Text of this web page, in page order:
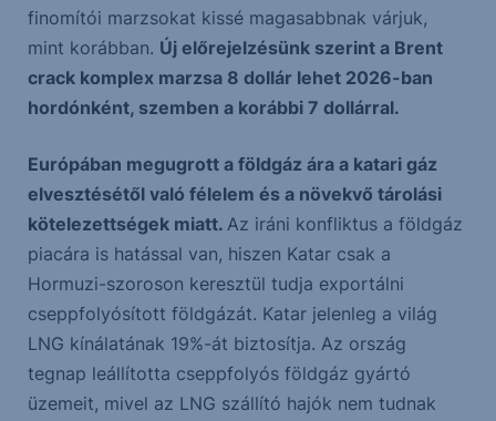
finomítói marzsokat kissé magasabbnak várjuk,
mint korábban. Új előrejelzésünk szerint a Brent
crack komplex marzsa 8 dollár lehet 2026-ban
hordónként, szemben a korábbi 7 dollárral.
Európában megugrott a földgáz ára a katari gáz
elvesztésétől való félelem és a növekvő tárolási
kötelezettségek miatt. Az iráni konfliktus a földgáz
piacára is hatással van, hiszen Katar csak a
Hormuzi-szoroson keresztül tudja exportálni
cseppfolyósított földgázát. Katar jelenleg a világ
LNG kínálatának 19%-át biztosítja. Az ország
tegnap leállította cseppfolyós földgáz gyártó
üzemeit, mivel az LNG szállító hajók nem tudnak